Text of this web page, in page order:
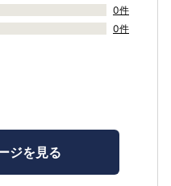
0件
0件
ジを見る